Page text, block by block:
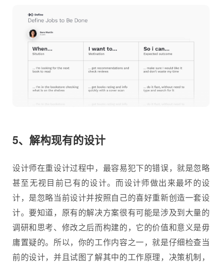
5、解构现有的设计
设计师在重设计过程中，最容易犯下的错误，就是忽略
甚至无视目前已有的设计。而设计师做出来最坏的设
计，是忽略当前设计并按照自己的喜好重新创造一套设
计。要知道，原有的解决方案很有可能是涉及到大量的
调研和思考、修改之后而构建的，它的价值和意义是毋
庸置疑的。所以，你的工作内容之一，就是仔细检查当
前的设计，并且试图了解其中的工作原理，决策机制，